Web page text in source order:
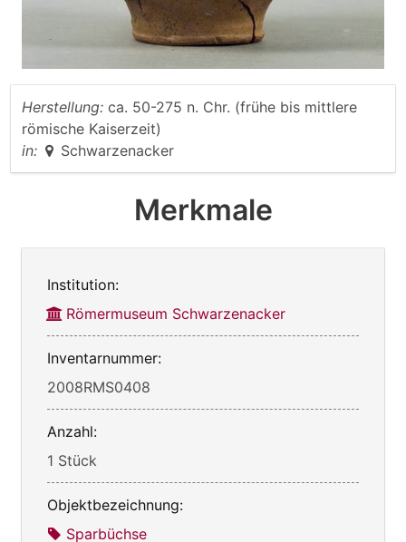
Herstellung: ca. 50-275 n. Chr. (frühe bis mittlere
römische Kaiserzeit)
in:
Schwarzenacker
Merkmale
Institution:
Römermuseum Schwarzenacker
Inventarnummer:
2008RMS0408
Anzahl:
1 Stück
Objektbezeichnung:
Sparbüchse